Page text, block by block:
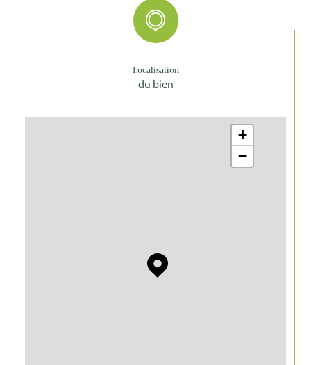
Localisation
du bien
+
−